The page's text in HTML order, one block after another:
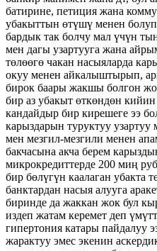
батирине, петиция жана
убакыттын өтүшү менен
бардык так болчу мал үчүн
мен дагы узартууга жана
төлөөгө чакан насыяларда
окуу менен айкалыштырып,
бирок баары жакшы болгон
бир аз убакыт өткөндөн
кандайдыр бир кирешеге ээ
карыздарын туруктуу
мен мезгил-мезгили менен
бакчасына акча берем
микрокредиттерде 200 миң
бир бөлүгүн каалаган убакта
банктардан насыя алууга
биринде да жаккан жок бул
издеп жатам керемет деп
гипертония катары пайдалуу
жарактуу эмес экенин